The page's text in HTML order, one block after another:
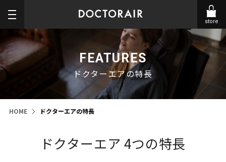
store
FEATURES
ドクターエアの特長
HOME ドクターエアの特長
ドクターエア 4つの特長